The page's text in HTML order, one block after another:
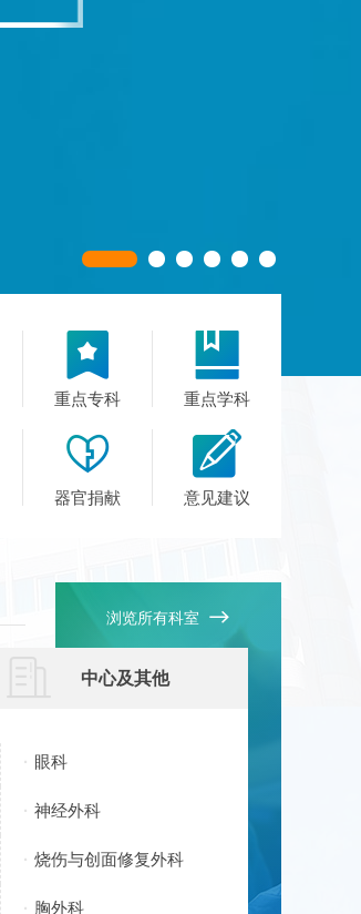

重点专科

重点学科

器官捐献

意见建议
中心及其他
眼科
神经外科
烧伤与创面修复外科
胸外科
浏览所有科室 